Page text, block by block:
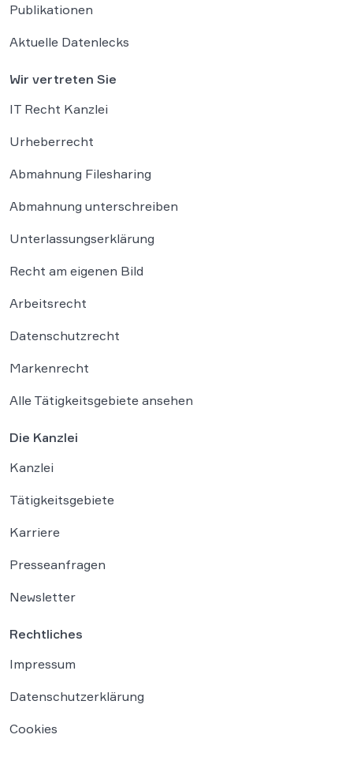
Publikationen
Aktuelle Datenlecks
Wir vertreten Sie
IT Recht Kanzlei
Urheberrecht
Abmahnung Filesharing
Abmahnung unterschreiben
Unterlassungserklärung
Recht am eigenen Bild
Arbeitsrecht
Datenschutzrecht
Markenrecht
Alle Tätigkeitsgebiete ansehen
Die Kanzlei
Kanzlei
Tätigkeitsgebiete
Karriere
Presseanfragen
Newsletter
Rechtliches
Impressum
Datenschutzerklärung
Cookies